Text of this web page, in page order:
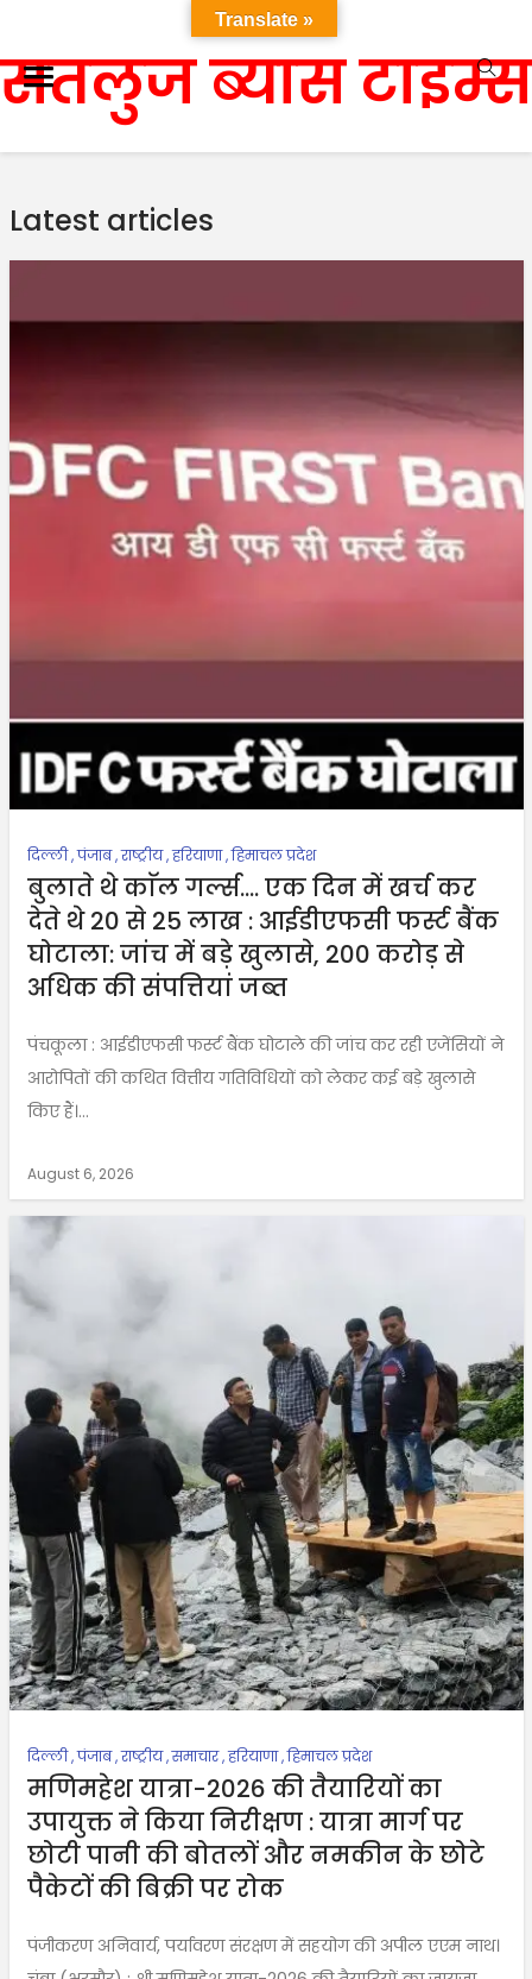
सतलुज ब्यास टाइम्स
Latest articles
दिल्ली,पंजाब,राष्ट्रीय,हरियाणा,हिमाचल प्रदेश
बुलाते थे काॅल गर्ल्स…. एक दिन में खर्च कर
देते थे 20 से 25 लाख : आईडीएफसी फर्स्ट बैंक
घोटाला: जांच में बड़े खुलासे, 200 करोड़ से
अधिक की संपत्तियां जब्त
पंचकूला : आईडीएफसी फर्स्ट बैंक घोटाले की जांच कर रही एजेंसियों ने
आरोपितों की कथित वित्तीय गतिविधियों को लेकर कई बड़े खुलासे
किए हैं।...
August 6, 2026
दिल्ली,पंजाब,राष्ट्रीय,समाचार,हरियाणा,हिमाचल प्रदेश
मणिमहेश यात्रा-2026 की तैयारियों का
उपायुक्त ने किया निरीक्षण : यात्रा मार्ग पर
छोटी पानी की बोतलों और नमकीन के छोटे
पैकेटों की बिक्री पर रोक
पंजीकरण अनिवार्य, पर्यावरण संरक्षण में सहयोग की अपील एएम नाथ।
Translate »